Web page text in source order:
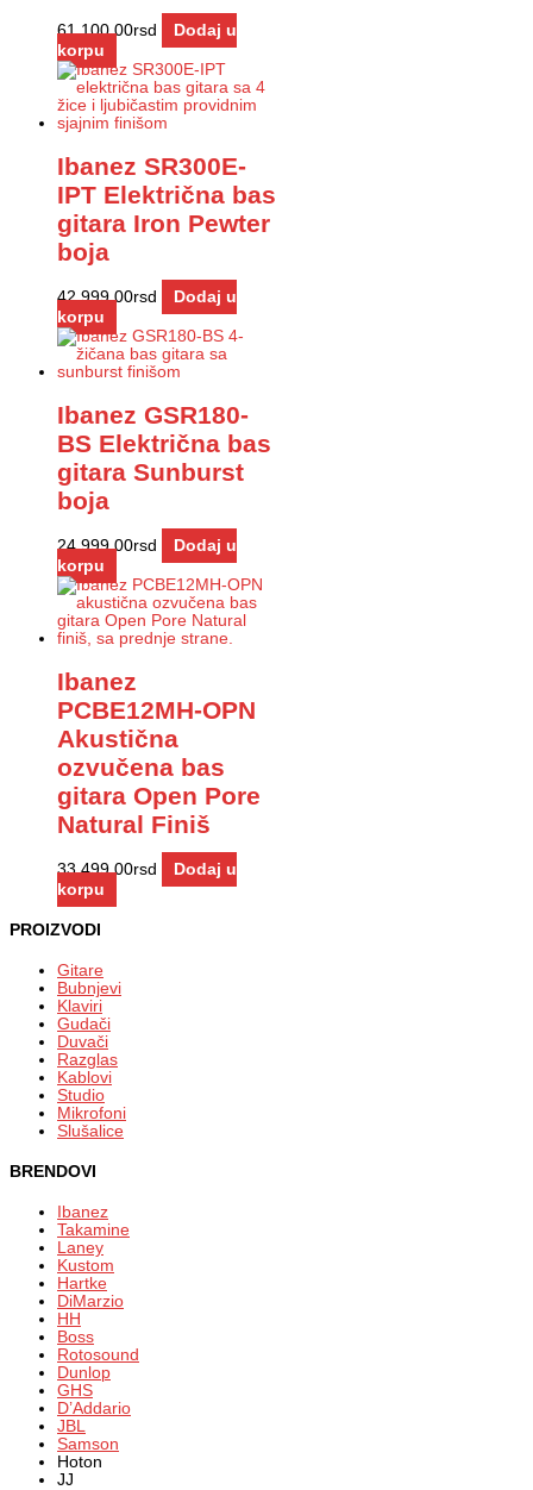
61.100,00rsd
Dodaj u
korpu
Ibanez SR300E-
IPT Električna bas
gitara Iron Pewter
boja
42.999,00rsd
Dodaj u
korpu
Ibanez GSR180-
BS Električna bas
gitara Sunburst
boja
24.999,00rsd
Dodaj u
korpu
Ibanez
PCBE12MH-OPN
Akustična
ozvučena bas
gitara Open Pore
Natural Finiš
33.499,00rsd
Dodaj u
korpu
PROIZVODI
Gitare
Bubnjevi
Klaviri
Gudači
Duvači
Razglas
Kablovi
Studio
Mikrofoni
Slušalice
BRENDOVI
Ibanez
Takamine
Laney
Kustom
Hartke
DiMarzio
HH
Boss
Rotosound
Dunlop
GHS
D’Addario
JBL
Samson
Hoton
JJ